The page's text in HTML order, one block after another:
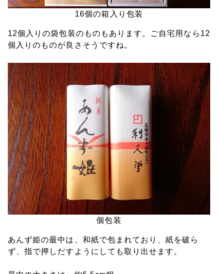
16個の箱入り包装
12個入りの袋包装のものもあります。ご自宅用なら12
個入りのものが良さそうですね。
個包装
あんず姫の最中は、和紙で包まれており、紙を破ら
ず、指で押しだすようにしても取り出せます。